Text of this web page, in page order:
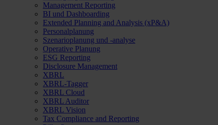
Management Reporting
BI und Dashboarding
Extended Planning and Analysis (xP&A)
Personalplanung
Szenarioplanung und -analyse
Operative Planung
ESG Reporting
Disclosure Management
XBRL
XBRL-Tagger
XBRL Cloud
XBRL Auditor
XBRL Vision
Tax Compliance and Reporting